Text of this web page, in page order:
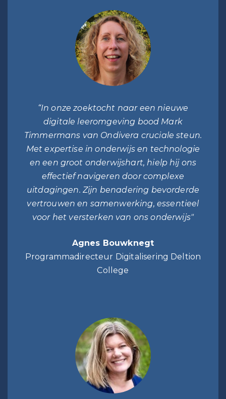
“In onze zoektocht naar een nieuwe
digitale leeromgeving bood Mark
Timmermans van Ondivera cruciale steun.
Met expertise in onderwijs en technologie
en een groot onderwijshart, hielp hij ons
effectief navigeren door complexe
uitdagingen. Zijn benadering bevorderde
vertrouwen en samenwerking, essentieel
voor het versterken van ons onderwijs"
Agnes Bouwknegt
Programmadirecteur Digitalisering Deltion
College